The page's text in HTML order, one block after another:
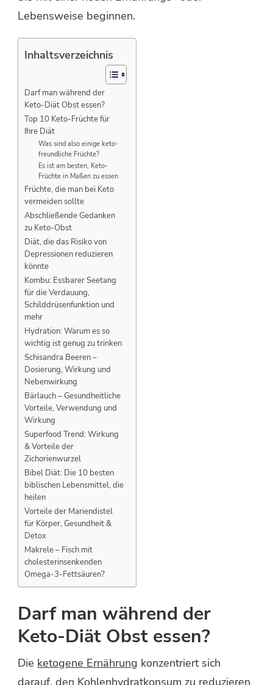
Lebensweise beginnen.
Inhaltsverzeichnis
Darf man während der
Keto-Diät Obst essen?
Top 10 Keto-Früchte für
Ihre Diät
Was sind also einige keto-
freundliche Früchte?
Es ist am besten, Keto-
Früchte in Maßen zu essen
Früchte, die man bei Keto
vermeiden sollte
Abschließende Gedanken
zu Keto-Obst
Diät, die das Risiko von
Depressionen reduzieren
könnte
Kombu: Essbarer Seetang
für die Verdauung,
Schilddrüsenfunktion und
mehr
Hydration: Warum es so
wichtig ist genug zu trinken
Schisandra Beeren –
Dosierung, Wirkung und
Nebenwirkung
Bärlauch – Gesundheitliche
Vorteile, Verwendung und
Wirkung
Superfood Trend: Wirkung
& Vorteile der
Zichorienwurzel
Bibel Diät: Die 10 besten
biblischen Lebensmittel, die
heilen
Vorteile der Mariendistel
für Körper, Gesundheit &
Detox
Makrele – Fisch mit
cholesterinsenkenden
Omega-3-Fettsäuren?
Darf man während der
Keto-Diät Obst essen?
Die ketogene Ernährung konzentriert sich